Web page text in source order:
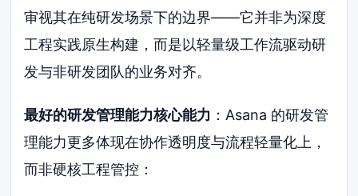
审视其在纯研发场景下的边界——它并非为深度
工程实践原生构建，而是以轻量级工作流驱动研
发与非研发团队的业务对齐。
最好的研发管理能力核心能力 ：Asana 的研发管
理能力更多体现在协作透明度与流程轻量化上，
而非硬核工程管控：